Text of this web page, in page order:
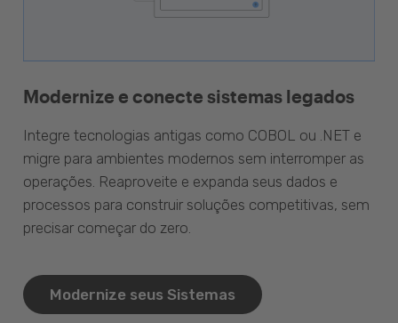
Modernize e conecte sistemas legados
Integre tecnologias antigas como COBOL ou .NET e
migre para ambientes modernos sem interromper as
operações. Reaproveite e expanda seus dados e
processos para construir soluções competitivas, sem
precisar começar do zero.
Modernize seus Sistemas